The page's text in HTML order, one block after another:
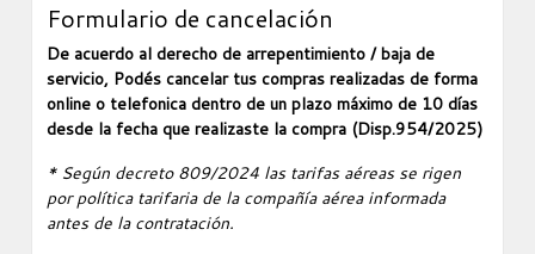
Formulario de cancelación
De acuerdo al derecho de arrepentimiento / baja de
servicio, Podés cancelar tus compras realizadas de forma
online o telefonica dentro de un plazo máximo de 10 días
desde la fecha que realizaste la compra (Disp.954/2025)
* Según decreto 809/2024 las tarifas aéreas se rigen
por política tarifaria de la compañía aérea informada
antes de la contratación.